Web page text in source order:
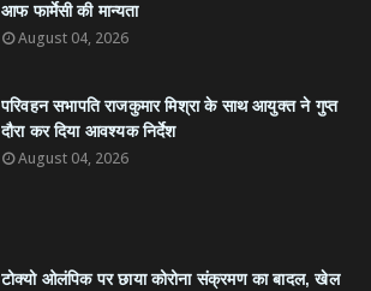
आफ फार्मेसी की मान्यता
August 04, 2026
परिवहन सभापति राजकुमार मिश्रा के साथ आयुक्त ने गुप्त
दौरा कर दिया आवश्यक निर्देश
August 04, 2026
टोक्यो ओलंपिक पर छाया कोरोना संक्रमण का बादल, खेल